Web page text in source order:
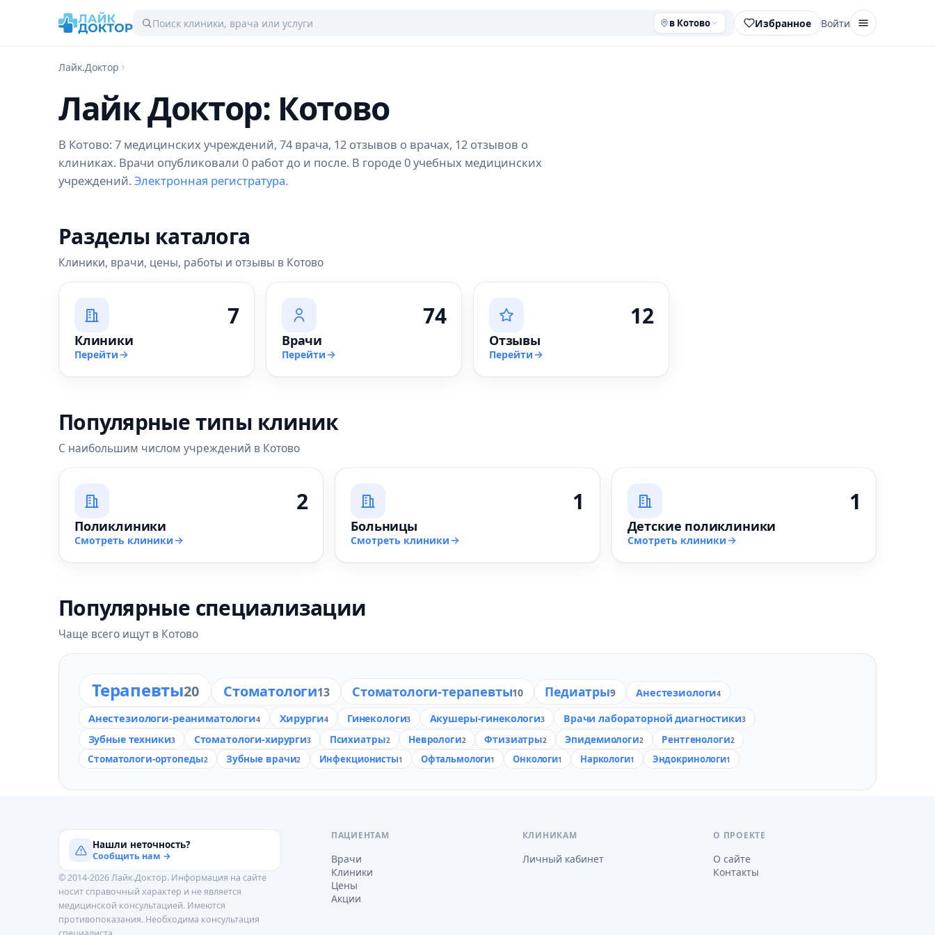
в Котово Избранное Войти
Лайк.Доктор
Лайк Доктор: Котово
В Котово: 7 медицинских учреждений, 74 врача, 12 отзывов о врачах, 12 отзывов о
клиниках. Врачи опубликовали 0 работ до и после. В городе 0 учебных медицинских
учреждений. Электронная регистратура.
Разделы каталога
Клиники, врачи, цены, работы и отзывы в Котово
7
Клиники
Перейти
74
Врачи
Перейти
12
Отзывы
Перейти
Популярные типы клиник
С наибольшим числом учреждений в Котово
2
Поликлиники
Смотреть клиники
1
Больницы
Смотреть клиники
1
Детские поликлиники
Смотреть клиники
Популярные специализации
Чаще всего ищут в Котово
Терапевты20 Стоматологи13 Стоматологи-терапевты10 Педиатры9 Анестезиологи4
Анестезиологи-реаниматологи4 Хирурги4 Гинекологи3 Акушеры-гинекологи3 Врачи лабораторной диагностики3
Зубные техники3 Стоматологи-хирурги3 Психиатры2 Неврологи2 Фтизиатры2 Эпидемиологи2 Рентгенологи2
Стоматологи-ортопеды2 Зубные врачи2 Инфекционисты1 Офтальмологи1 Онкологи1 Наркологи1 Эндокринологи1
Нашли неточность?
Сообщить нам →
© 2014-2026 Лайк.Доктор. Информация на сайте
носит справочный характер и не является
медицинской консультацией. Имеются
противопоказания. Необходима консультация
ПАЦИЕНТАМ
Врачи
Клиники
Цены
Акции
КЛИНИКАМ
Личный кабинет
О ПРОЕКТЕ
О сайте
Контакты